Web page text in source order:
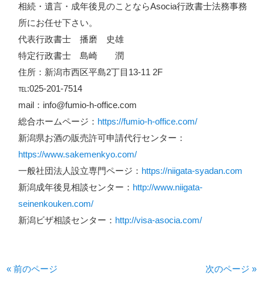
相続・遺言・成年後見のことならAsocia行政書士法務事務
所にお任せ下さい。
代表行政書士 播磨 史雄
特定行政書士 島崎 潤
住所：新潟市西区平島2丁目13-11 2F
℡:025-201-7514
mail：info@fumio-h-office.com
総合ホームページ： https://fumio-h-office.com/
新潟県お酒の販売許可申請代行センター：
https://www.sakemenkyo.com/
一般社団法人設立専門ページ： https://niigata-syadan.com
新潟成年後見相談センター： http://www.niigata-
seinenkouken.com/
新潟ビザ相談センター： http://visa-asocia.com/
« 前のページ 次のページ »